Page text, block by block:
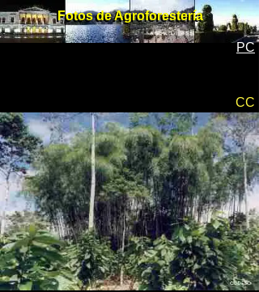
PC
Fotos de Agroforestería
Fotos de Agroforestería
CC